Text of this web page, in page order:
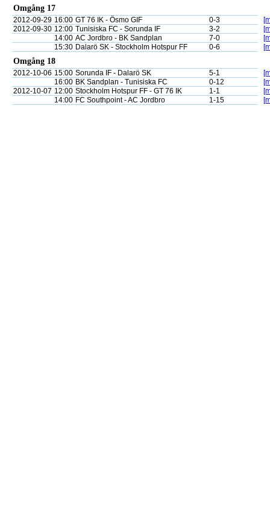
Omgång 17
2012-09-29 16:00 GT 76 IK - Ösmo GIF 0-3
2012-09-30 12:00 Tunisiska FC - Sorunda IF 3-2
14:00 AC Jordbro - BK Sandplan 7-0
15:30 Dalarö SK - Stockholm Hotspur FF 0-6
Omgång 18
2012-10-06 15:00 Sorunda IF - Dalarö SK 5-1
16:00 BK Sandplan - Tunisiska FC 0-12
2012-10-07 12:00 Stockholm Hotspur FF - GT 76 IK 1-1
14:00 FC Southpoint - AC Jordbro 1-15